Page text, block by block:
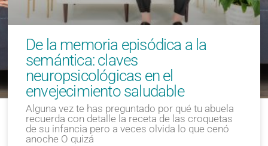
De la memoria episódica a la
semántica: claves
neuropsicológicas en el
envejecimiento saludable
Alguna vez te has preguntado por qué tu abuela
recuerda con detalle la receta de las croquetas
de su infancia pero a veces olvida lo que cenó
anoche O quizá